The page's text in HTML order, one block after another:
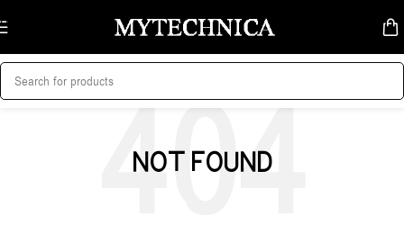
Skip to navigation
Skip to main content
NOT FOUND